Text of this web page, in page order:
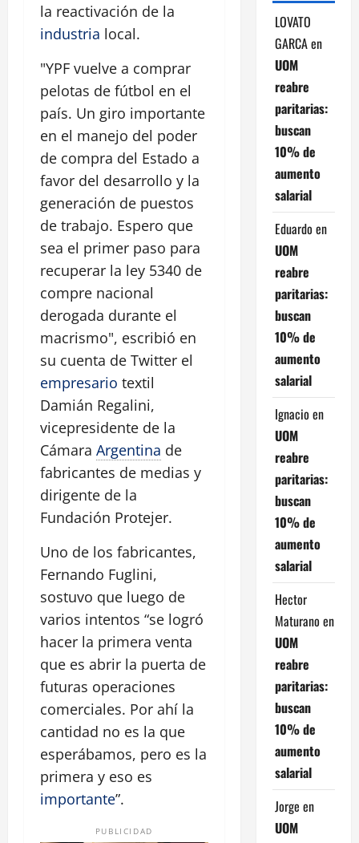
la reactivación de la
industria local.
"YPF vuelve a comprar
pelotas de fútbol en el
país. Un giro importante
en el manejo del poder
de compra del Estado a
favor del desarrollo y la
generación de puestos
de trabajo. Espero que
sea el primer paso para
recuperar la ley 5340 de
compre nacional
derogada durante el
macrismo", escribió en
su cuenta de Twitter el
empresario textil
Damián Regalini,
vicepresidente de la
Cámara Argentina de
fabricantes de medias y
dirigente de la
Fundación Protejer.
Uno de los fabricantes,
Fernando Fuglini,
sostuvo que luego de
varios intentos “se logró
hacer la primera venta
que es abrir la puerta de
futuras operaciones
comerciales. Por ahí la
cantidad no es la que
esperábamos, pero es la
primera y eso es
importante”.
PUBLICIDAD
LOVATO
GARCAen
UOM
reabre
paritarias:
buscan
10% de
aumento
salarial
Eduardo en
UOM
reabre
paritarias:
buscan
10% de
aumento
salarial
Ignacio en
UOM
reabre
paritarias:
buscan
10% de
aumento
salarial
Hector
Maturano en
UOM
reabre
paritarias:
buscan
10% de
aumento
salarial
Jorge en
UOM